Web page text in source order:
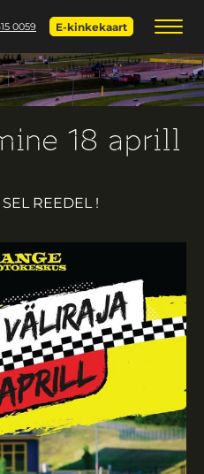
0059 E-kinkekaart
18 aprill
REEDEL !